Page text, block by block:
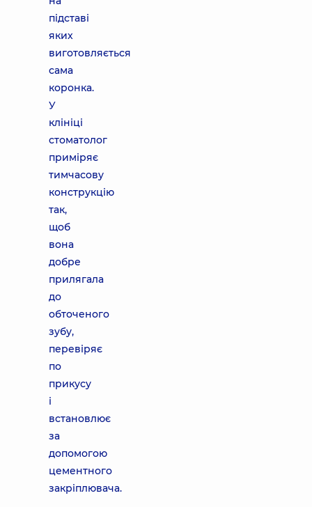
підставі
яких
виготовляється
сама
коронка.
У
клініці
стоматолог
приміряє
тимчасову
конструкцію
так,
щоб
вона
добре
прилягала
до
обточеного
зубу,
перевіряє
по
прикусу
і
встановлює
за
допомогою
цементного
закріплювача.